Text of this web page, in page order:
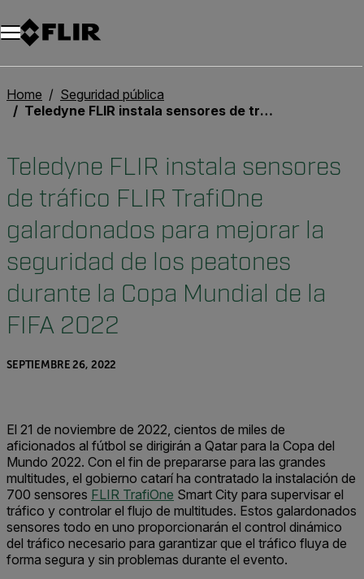
Unread messages
Modelo
Eliminar
artículos
artículo
Añadir al carro
Añadido al carro
Home
Seguridad pública
Teledyne FLIR instala sensores de tráfico FLIR TrafiOne galardonados para mejorar la seguridad de los peatones durante la Copa Mundial de la FIFA 2022
Teledyne FLIR instala sensores
de tráfico FLIR TrafiOne
galardonados para mejorar la
seguridad de los peatones
durante la Copa Mundial de la
FIFA 2022
SEPTIEMBRE 26, 2022
El 21 de noviembre de 2022, cientos de miles de
aficionados al fútbol se dirigirán a Qatar para la Copa del
Mundo 2022. Con el fin de prepararse para las grandes
multitudes, el gobierno catarí ha contratado la instalación de
700 sensores FLIR TrafiOne Smart City para supervisar el
tráfico y controlar el flujo de multitudes. Estos galardonados
sensores todo en uno proporcionarán el control dinámico
del tráfico necesario para garantizar que el tráfico fluya de
forma segura y sin problemas durante el evento.